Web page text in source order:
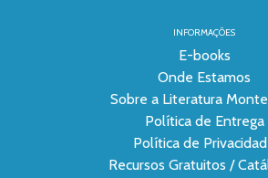
INFORMAÇÕES
E-books
Onde Estamos
Sobre a Literatura
Política de Entrega
Política de
Recursos Gratuitos /